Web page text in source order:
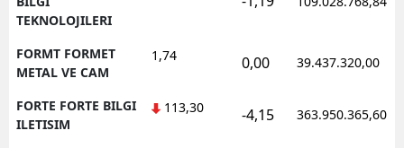
TEKNOLOJILERI
FORMT FORMET
METAL VE CAM
1,74 0,00 39.437.320,00
FORTE FORTE BILGI
ILETISIM
113,30 -4,15 363.950.365,60